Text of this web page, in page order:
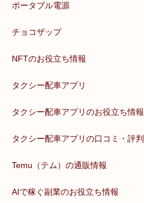
ポータブル電源
チョコザップ
NFTのお役立ち情報
タクシー配車アプリ
タクシー配車アプリのお役立ち情報
タクシー配車アプリの口コミ・評判
Temu（テム）の通販情報
AIで稼ぐ副業のお役立ち情報